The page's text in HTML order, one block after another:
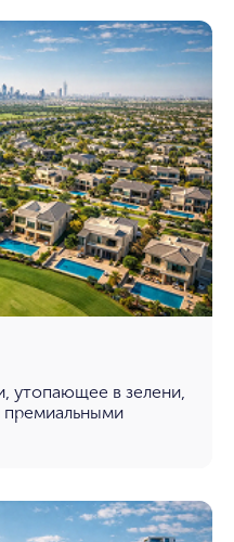
утопающее в зелени,